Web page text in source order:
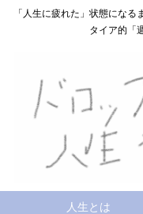
「人生に疲れた」状態にな
タイア的「
人生とは